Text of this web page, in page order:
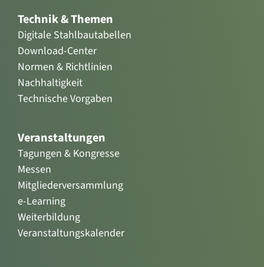
Technik & Themen
Digitale Stahlbautabellen
Download-Center
Normen & Richtlinien
Nachhaltigkeit
Technische Vorgaben
Veranstaltungen
Tagungen & Kongresse
Messen
Mitgliederversammlung
e-Learning
Weiterbildung
Veranstaltungskalender